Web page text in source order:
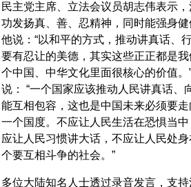
民主党主席、立法会议员胡志伟表示
功发扬真、善、忍精神，同时能强身健
他说：“以和平的方式，推动讲真话、
要有忍让的美德，其实这些正正都是我
个中国、中华文化里面很核心的价值。
说： “一个国家应该推动人民讲真话、
能互相包容，这也是中国未来必须要走
一个国度。不应让人民生活在恐惧当中
应让人民习惯讲大话，不应让人民处身
个要互相斗争的社会。”
多位大陆知名人士透过录音发言，支持